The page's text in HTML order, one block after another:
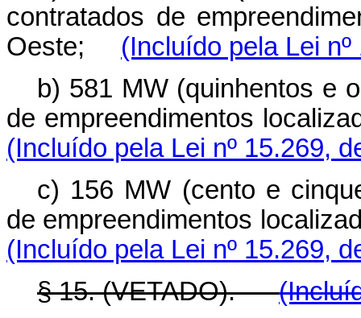
contratados de
Oeste; (Incluído pela Lei
b) 581 MW (quinhentos e
de empreendimentos
(Incluído pela Lei nº 15.269,
c) 156 MW (cento e
de empreendimentos
(Incluído pela Lei nº 15.269,
§ 15. (VETADO).